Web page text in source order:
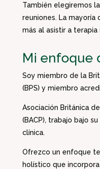
También elegiremos
reuniones. La mayoría
más al asistir a
Mi enfoque
Soy miembro de la
(BPS) y miembro
Asociación Británica
(BACP), trabajo bajo
clínica.
Ofrezco un enfoque
holístico que